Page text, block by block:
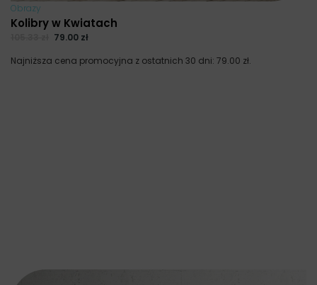
Obrazy
Kolibry w Kwiatach
79.00 zł
Najniższa cena promocyjna z ostatnich 30 dni: 79.00 zł.